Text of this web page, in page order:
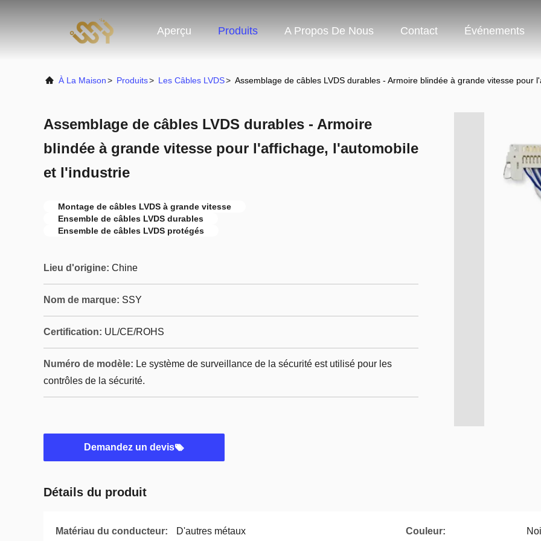
Aperçu Produits A Propos De Nous Contact Événements
À La Maison> Produits> Les Câbles LVDS> Assemblage de câbles LVDS durables - Armoire blindée à grande vitesse pour
Assemblage de câbles LVDS durables - Armoire
blindée à grande vitesse pour l'affichage, l'automobile
et l'industrie
Montage de câbles LVDS à grande vitesse
Ensemble de câbles LVDS durables
Ensemble de câbles LVDS protégés
Lieu d'origine: Chine
Nom de marque: SSY
Certification: UL/CE/ROHS
Numéro de modèle: Le système de surveillance de la sécurité est utilisé pour les
contrôles de la sécurité.
Demandez un devis
Détails du produit
Matériau du conducteur: D'autres métaux Couleur: